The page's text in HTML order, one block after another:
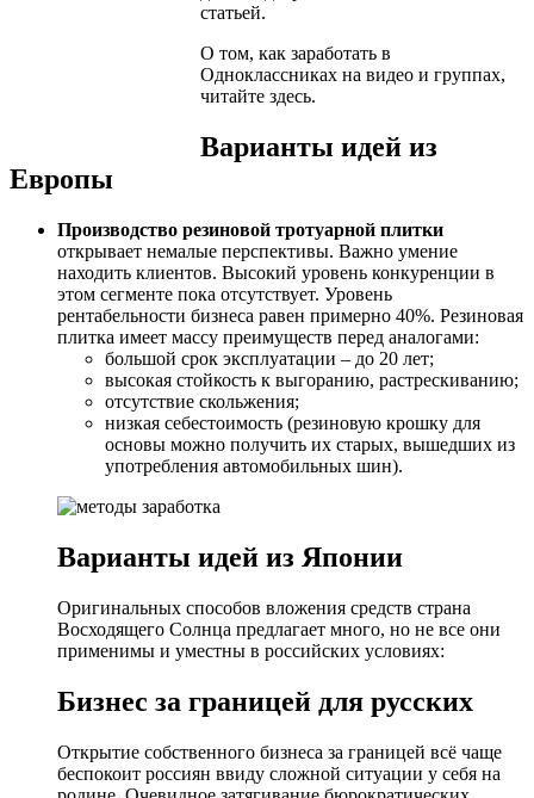
статьей.
О том, как заработать в
Одноклассниках на видео и группах,
читайте здесь.
Варианты идей из
Европы
Производство резиновой тротуарной плитки
открывает немалые перспективы. Важно умение
находить клиентов. Высокий уровень конкуренции в
этом сегменте пока отсутствует. Уровень
рентабельности бизнеса равен примерно 40%. Резиновая
плитка имеет массу преимуществ перед аналогами:
большой срок эксплуатации – до 20 лет;
высокая стойкость к выгоранию, растрескиванию;
отсутствие скольжения;
низкая себестоимость (резиновую крошку для
основы можно получить их старых, вышедших из
употребления автомобильных шин).
Варианты идей из Японии
Оригинальных способов вложения средств страна
Восходящего Солнца предлагает много, но не все они
применимы и уместны в российских условиях:
Бизнес за границей для русских
Открытие собственного бизнеса за границей всё чаще
беспокоит россиян ввиду сложной ситуации у себя на